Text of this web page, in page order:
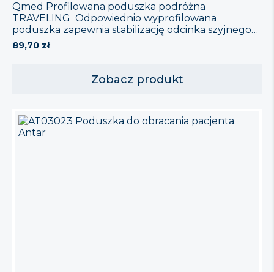
89,70 zł
Qmed Profilowana poduszka podróżna
TRAVELING Odpowiednio wyprofilowana
poduszka zapewnia stabilizację odcinka szyjnego
kręgosłupa z zachowaniem jego fizjologicznej
krzywizny oraz odciąża struktury kostno-stawowe,
przez specjalistów medycznych dla dzieci powyżej
3 roku życia i dorosłych w stanach
karku, w przypadku […]
Zobacz produkt